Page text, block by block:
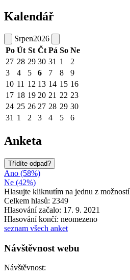
Kalendář
Srpen2026
Po Út St Čt Pá So Ne
27 28 29 30 31 1
2
3
4 5 6 7 8
9
10 11 12 13 14 15 16
17 18 19 20 21 22 23
24 25 26 27 28 29 30
31 1 2 3 4 5 6
Anketa
Třídíte odpad?
Ano (58%)
Ne (42%)
Hlasujte kliknutím na jednu z možností
Celkem hlasů: 2349
Hlasování začalo: 17. 9. 2021
Hlasování končí: neomezeno
seznam všech anket
Návštěvnost webu
Návštěvnost: